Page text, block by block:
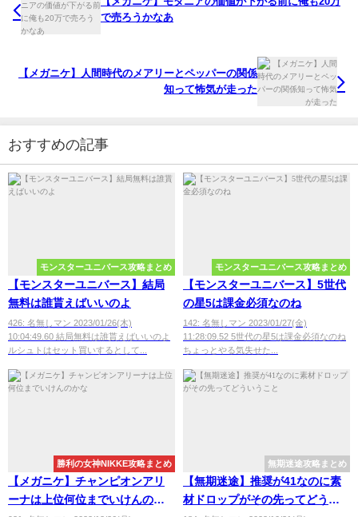
で売ろうかなあ
【メガニケ】人間時代のメアリーとペッパーの関係
知って怖気が走った
おすすめの記事
モンスターユニバース攻略まとめ
【モンスターユニバース】結局
無料は誰貰えばいいのよ
426: 名無しマン 2023/01/26(木)
10:04:49.60 結局無料は誰貰えばいいのよ
ルシュトはセット買いするとして...
モンスターユニバース攻略まとめ
【モンスターユニバース】5世代
の星5は課金必須なのね
142: 名無しマン 2023/01/27(金)
11:28:09.52 5世代の星5は課金必須なのね
ちょっとやる気失せた...
勝利の女神NIKKE攻略まとめ
【メガニケ】チャンピオンアリ
ーナは上位何位までいけんのか
無期迷途攻略まとめ
【無期迷途】推奨が41なのに素
材ドロップがその先ってどうい